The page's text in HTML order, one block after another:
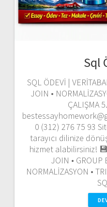
Sql
SQL ÖDEVİ |
JOIN •
ÇALIŞMA
0 (312) 276 75 93
tarayıcı dilinize
hizmet alabilirsiniz! 💾
JOIN • GROUP
NORMALİZASYON •